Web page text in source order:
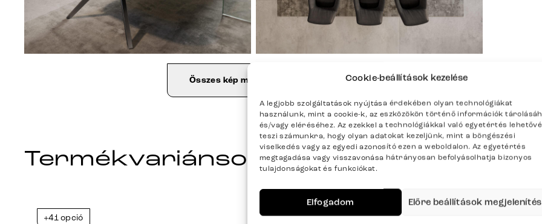
Cookie-beállítások kezelése
A legjobb szolgáltatások nyújtása érdekében olyan technológiákat
használunk, mint a cookie-k, az eszközökön történő információk
és/vagy eléréséhez. Az ezekkel a technológiákkal való egyetértés lehetővé
teszi számunkra, hogy olyan adatokat kezeljünk, mint a böngészési
viselkedés vagy az egyedi azonosító ezen a weboldalon. Az egyetértés
megtagadása vagy visszavonása hátrányosan befolyásolhatja bizonyos
tulajdonságokat és funkciókat.
Elfogadom Előre beállítások
Összes kép megjelenítése
Termékvariánsok
+41 opció +41 opció